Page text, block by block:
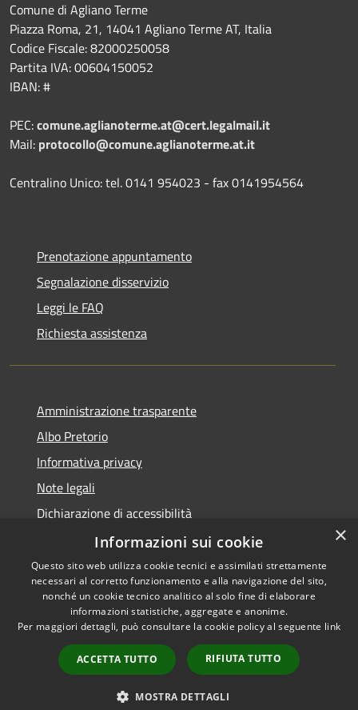
Comune di Agliano Terme
Piazza Roma, 21, 14041 Agliano Terme AT, Italia
Codice Fiscale: 82000250058
Partita IVA: 00604150052
IBAN: #
PEC:comune.aglianoterme.at@cert.legalmail.it
Mail: protocollo@comune.aglianoterme.at.it
Centralino Unico: tel. 0141 954023 - fax 0141954564
Prenotazione appuntamento
Segnalazione disservizio
Leggi le FAQ
Richiesta assistenza
Amministrazione trasparente
Albo Pretorio
Informativa privacy
Note legali
Dichiarazione di accessibilità
Accessibilità
Privacy
Mappa del sito
Comune convenzionato
Astigov
Progetto|Convenzione|
Adesioni
×
Informazioni sui cookie
Questo sito web utilizza cookie tecnici e assimilati strettamente
necessari al corretto funzionamento e alla navigazione del sito,
nonché un cookie tecnico analitico al solo fine di elaborare
informazioni statistiche, aggregate e anonime.
Per maggiori dettagli, può consultare la cookie policy al seguente link
ACCETTA TUTTO RIFIUTA TUTTO
MOSTRA DETTAGLI